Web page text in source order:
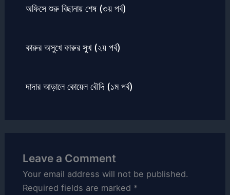
অফিসে শুরু বিছানায় শেষ (৩য় পর্ব)
কারুর অসুখে কারুর সুখ (২য় পর্ব)
দাদার আড়ালে কোয়েল বৌদি (১ম পর্ব)
Leave a Comment
Your email address will not be published.
Required fields are marked *